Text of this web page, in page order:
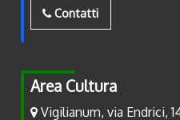
Contatti
Area Cultura
Vigilianum, via Endrici,